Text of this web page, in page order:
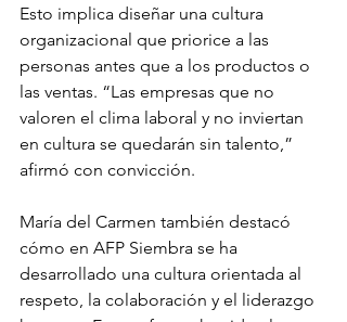
Esto implica diseñar una cultura
organizacional que priorice a las
personas antes que a los productos o
las ventas. “Las empresas que no
valoren el clima laboral y no inviertan
en cultura se quedarán sin talento,”
afirmó con convicción.
María del Carmen también destacó
cómo en AFP Siembra se ha
desarrollado una cultura orientada al
respeto, la colaboración y el liderazgo